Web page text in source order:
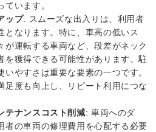
います。
ップ: スムーズな出入りは、利用者
となります。特に、車高の低いス
が運転する車両など、段差がネック
を獲得できる可能性があります。駐
やすさは重要な要素の一つです。
足度も向上し、リピート利用につな
テナンスコスト削減: 車両へのダ
者の車両の修理費用を心配する必要